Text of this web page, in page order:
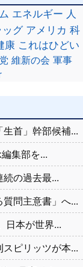
エネルギー 人
ッグ アメリカ 科
康 これはひどい
維新の会 軍事
生首」幹部候補...
集部を...
続の過去最...
問主意書」へ...
日本が世界...
スピリッツが本...